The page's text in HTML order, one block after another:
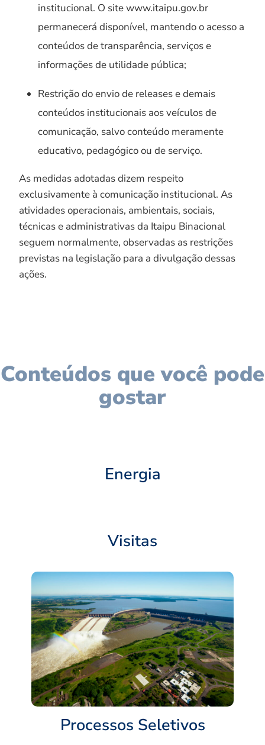
institucional. O site www.itaipu.gov.br
permanecerá disponível, mantendo o acesso a
conteúdos de transparência, serviços e
informações de utilidade pública;
Restrição do envio de releases e demais
conteúdos institucionais aos veículos de
comunicação, salvo conteúdo meramente
educativo, pedagógico ou de serviço.
As medidas adotadas dizem respeito
exclusivamente à comunicação institucional. As
atividades operacionais, ambientais, sociais,
técnicas e administrativas da Itaipu Binacional
seguem normalmente, observadas as restrições
previstas na legislação para a divulgação dessas
ações.
Conteúdos que você pode
gostar
Energia
Visitas
Processos Seletivos